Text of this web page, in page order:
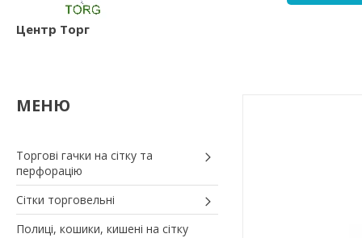
Центр Торг
Торгові гачки на сітку та
перфорацію
Сітки торговельні
Полиці, кошики, кишені на сітку